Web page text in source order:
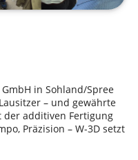
in Sohland/Spree
– und gewährte
der additiven Fertigung
Präzision – W-3D setzt